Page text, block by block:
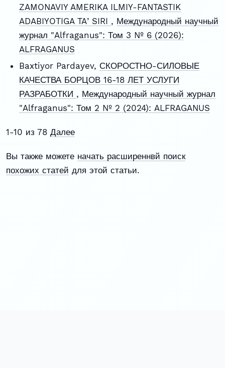
ZAMONAVIY AMERIKA ILMIY-FANTASTIK
ADABIYOTIGA TAʼSIRI , Международный научный
журнал "Alfraganus": Том 3 № 6 (2026):
ALFRAGANUS
Baxtiyor Pardayev, СКОРОСТНО-СИЛОВЫЕ
КАЧЕСТВА БОРЦОВ 16-18 ЛЕТ УСЛУГИ
РАЗРАБОТКИ , Международный научный журнал
"Alfraganus": Том 2 № 2 (2024): ALFRAGANUS
1-10 из 78 Далее
Вы также можете начать расширеннвй поиск
похожих статей для этой статьи.